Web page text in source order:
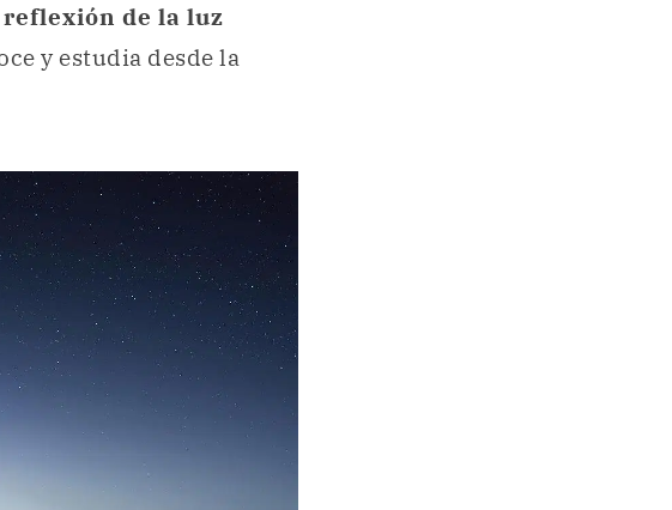
reflexión de la luz
y estudia desde la